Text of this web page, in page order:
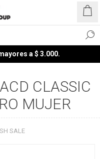
a $ 3.000.
CLASSIC
MUJER
SALE